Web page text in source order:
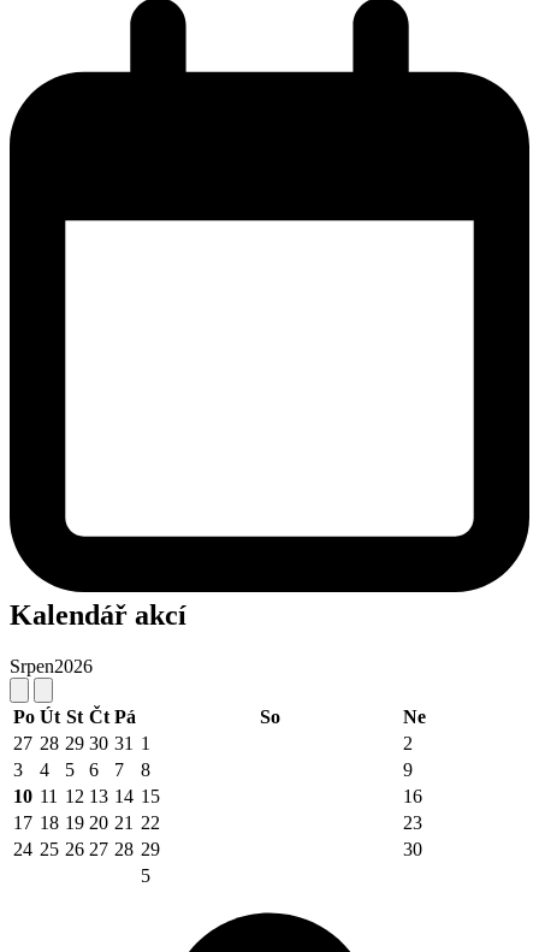
Kalendář akcí
Srpen2026
Po Út St Čt Pá So
Ne
27 28 29 30 31 1
2
3
4 5 6 7 8
9
10 11 12 13 14 15
16
17 18 19 20 21 22
23
24 25 26 27 28 29
30
5